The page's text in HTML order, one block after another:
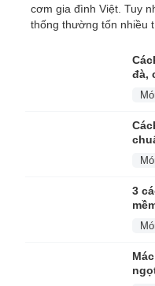
cơm gia đình Việt. Tuy
thống thường tốn nhiều
đà,
3